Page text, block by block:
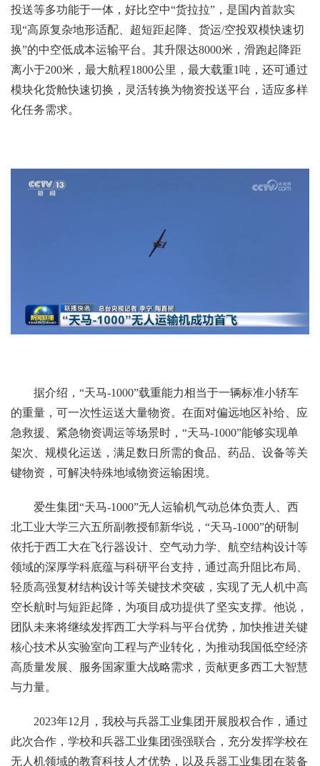
投送等多功能于一体，好比空中“货拉拉”，是国内首款实
现“高原复杂地形适配、超短距起降、货运/空投双模快速切
换”的中空低成本运输平台。其升限达8000米，滑跑起降距
离小于200米，最大航程1800公里，最大载重1吨，还可通过
模块化货舱快速切换，灵活转换为物资投送平台，适应多样
化任务需求。
据介绍，“天马-1000”载重能力相当于一辆标准小轿车
的重量，可一次性运送大量物资。在面对偏远地区补给、应
急救援、紧急物资调运等场景时，“天马-1000”能够实现单
架次、规模化运送，满足数日所需的食品、药品、设备等关
键物资，可解决特殊地域物资运输困境。
爱生集团“天马-1000”无人运输机气动总体负责人、西
北工业大学三六五所副教授郁新华说，“天马-1000”的研制
依托于西工大在飞行器设计、空气动力学、航空结构设计等
领域的深厚学科底蕴与科研平台支持，通过高升阻比布局、
轻质高强复材结构设计等关键技术突破，实现了无人机中高
空长航时与短距起降，为项目成功提供了坚实支撑。他说，
团队未来将继续发挥西工大学科与平台优势，加快推进关键
核心技术从实验室向工程与产业转化，为推动我国低空经济
高质量发展、服务国家重大战略需求，贡献更多西工大智慧
与力量。
2023年12月，我校与兵器工业集团开展股权合作，通过
此次合作，学校和兵器工业集团强强联合，充分发挥学校在
无人机领域的教育科技人才优势，以及兵器工业集团在装备